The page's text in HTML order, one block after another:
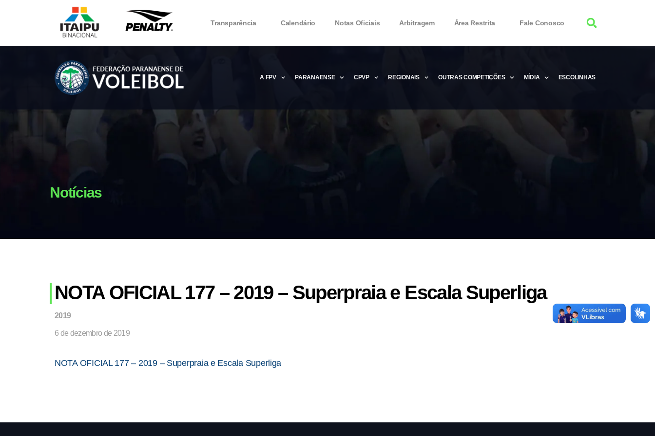
Transparência Calendário Notas Oficiais Arbitragem Área Restrita Fale Conosco
A FPV
Microsoft Office 2016 Product Key 2020 – Free Product Keys
PARANAENSE CPVP REGIONAIS OUTRAS COMPETIÇÕES MÍDIA ESCOLINHAS
Notícias
NOTA OFICIAL 177 – 2019 – Superpraia e Escala Superliga
2019
6 de dezembro de 2019
NOTA OFICIAL 177 – 2019 – Superpraia e Escala Superliga